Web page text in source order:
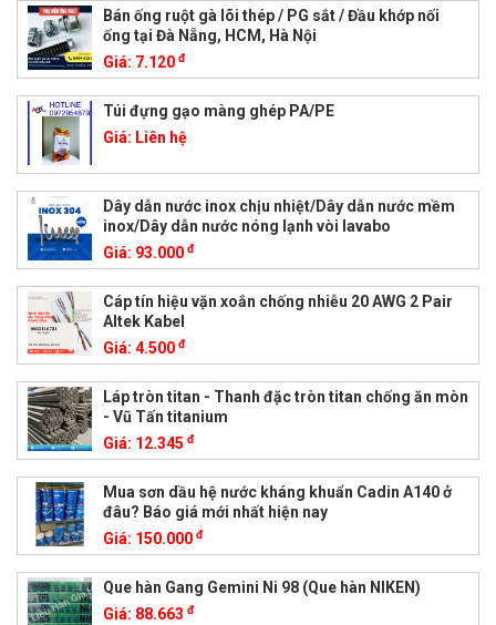
Bán ống ruột gà lõi thép / PG sắt / Đầu khớp nối
ống tại Đà Nẵng, HCM, Hà Nội
Giá: 7.120 đ
Túi đựng gạo màng ghép PA/PE
Giá: Liên hệ
Dây dẫn nước inox chịu nhiệt/Dây dẫn nước mềm
inox/Dây dẫn nước nóng lạnh vòi lavabo
Giá: 93.000 đ
Cáp tín hiệu vặn xoắn chống nhiễu 20 AWG 2 Pair
Altek Kabel
Giá: 4.500 đ
Láp tròn titan - Thanh đặc tròn titan chống ăn mòn
- Vũ Tấn titanium
Giá: 12.345 đ
Mua sơn dầu hệ nước kháng khuẩn Cadin A140 ở
đâu? Báo giá mới nhất hiện nay
Giá: 150.000 đ
Que hàn Gang Gemini Ni 98 (Que hàn NIKEN)
Giá: 88.663 đ